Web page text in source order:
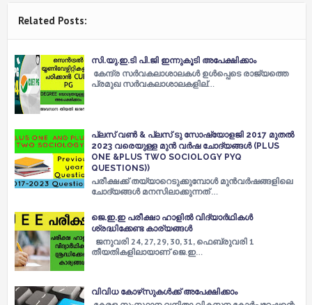
Related Posts:
സി.യു.ഇ.ടി പി.ജി ഇന്നുകൂടി അപേക്ഷിക്കാം
കേന്ദ്ര സർവകലാശാലകള്‍ ഉള്‍പ്പെടെ രാജ്യത്തെ
പ്രമുഖ സർവകലാശാലകളില്…
പ്ലസ് വൺ & പ്ലസ് ടു സോഷ്യോളജി 2017 മുതൽ
2023 വരെയുള്ള മുൻ വർഷ ചോദ്യങ്ങൾ (PLUS
ONE &PLUS TWO SOCIOLOGY PYQ
QUESTIONS))
പരീക്ഷക്ക് തയ്യാറെടുക്കുമ്പോൾ മുൻവർഷങ്ങളിലെ
ചോദ്യങ്ങൾ മനസിലാക്കുന്നത് …
ജെ.ഇ.ഇ പരീക്ഷാ ഹാളില്‍ വിദ്യാർഥികള്‍
ശ്രദ്ധിക്കേണ്ട കാര്യങ്ങൾ
ജനുവരി 24, 27, 29, 30, 31, ഫെബ്രുവരി 1
തീയതികളിലായാണ് ജെ.ഇ…
വിവിധ കോഴ്‌സുകൾക്ക് അപേക്ഷിക്കാം